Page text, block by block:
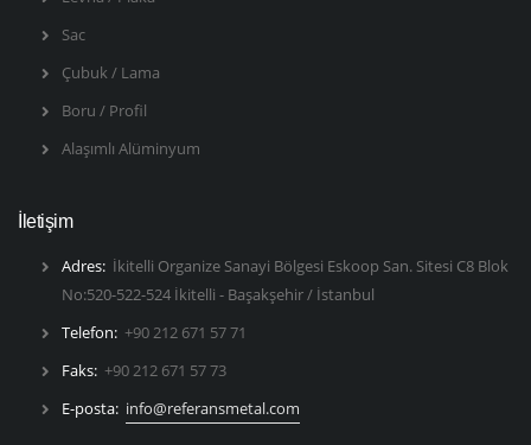
Sac
Çubuk / Lama
Boru / Profil
Alaşımlı Alüminyum
İletişim
Adres: İkitelli Organize Sanayi Bölgesi Eskoop San. Sitesi C8 Blok
No:520-522-524 İkitelli - Başakşehir / İstanbul
Telefon: +90 212 671 57 71
Faks: +90 212 671 57 73
E-posta: info@referansmetal.com